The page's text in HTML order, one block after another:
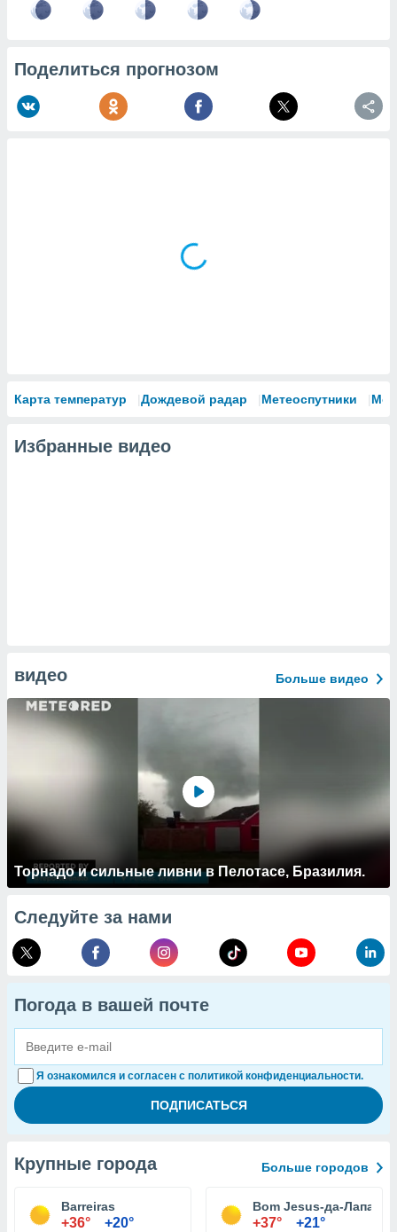
Поделиться прогнозом
Карта температур Дождевой радар Метеоспутники
Избранные видео
видео Больше видео
Торнадо и сильные ливни в Пелотасе, Бразилия.
Следуйте за нами
Погода в вашей почте
Я ознакомился и согласен с политикой конфиденциальности.
Крупные города Больше городов
Barreiras
+36° +20°
Bom Jesus-да-Лапа
+37° +21°